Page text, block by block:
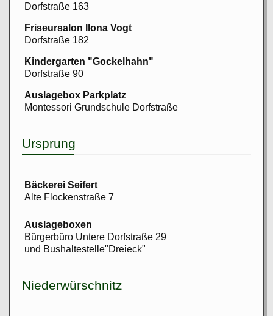
Dorfstraße 163
Friseursalon Ilona Vogt
Dorfstraße 182
Kindergarten "Gockelhahn"
Dorfstraße 90
Auslagebox Parkplatz
Montessori Grundschule Dorfstraße
Ursprung
Bäckerei Seifert
Alte Flockenstraße 7
Auslageboxen
Bürgerbüro Untere Dorfstraße 29
und Bushaltestelle"Dreieck"
Niederwürschnitz